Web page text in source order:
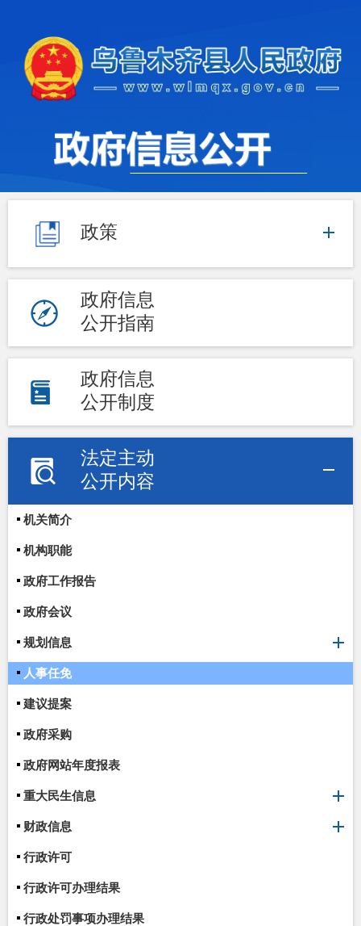
政策
政府信息
公开指南
政府信息
公开制度
法定主动
公开内容
机关简介
机构职能
政府工作报告
政府会议
规划信息
人事任免
建议提案
政府采购
政府网站年度报表
重大民生信息
财政信息
行政许可
行政许可办理结果
行政处罚事项办理结果